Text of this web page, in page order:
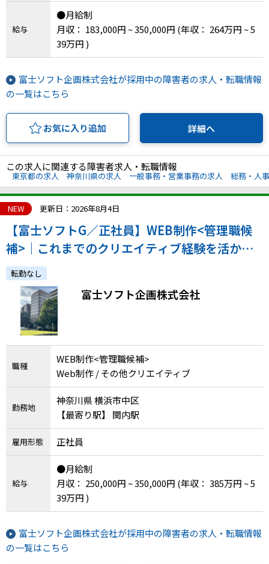
給与
●月給制
月収： 183,000円 ~ 350,000円 (年収： 264万円 ~ 5
39万円 )
富士ソフト企画株式会社が採用中の障害者の求人・転職情報
の一覧はこちら
お気に入り追加 詳細へ
この求人に関連する障害者求人・転職情報
東京都の求人 神奈川県の求人 一般事務・営業事務の求人 総務・人
NEW 更新日：2026年8月4日
【富士ソフトG／正社員】WEB制作<管理職候
補>｜これまでのクリエイティブ経験を活か
し、制作からチーム運営まで／年休125日
転勤なし
富士ソフト企画株式会社
職種
WEB制作<管理職候補>
Web制作 / その他クリエイティブ
勤務地
神奈川県 横浜市中区
【最寄り駅】 関内駅
雇用形態 正社員
給与
●月給制
月収： 250,000円 ~ 350,000円 (年収： 385万円 ~ 5
39万円 )
富士ソフト企画株式会社が採用中の障害者の求人・転職情報
の一覧はこちら
ソーシャルファームサービス
しいたけ生産で実現する
新しい障害者雇用支援サービス
ご利用ガイド
法人向けページ
メニューを閉じる